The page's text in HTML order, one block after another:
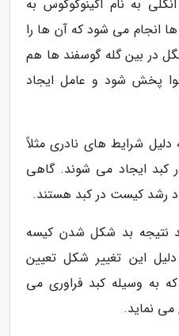
به نام اکینوکوکوس به
انجام می شود که آن ها را
در بین گله گوسفند ها هم
پخش شود و عامل ایجاد
شرایط های نادری مثلاً
کبد ایجاد می شوند. گاهی
رشد کیست در کبد هستند.
نتیجه بد شکل شدن کیسه
این تغییر شکل تعیین
به وسیله کبد فراوری می
نماید.